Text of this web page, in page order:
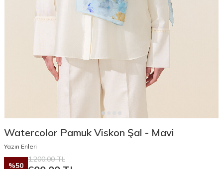
Watercolor Pamuk Viskon Şal - Mavi
Yazın Enleri
%50
1.200,00TL